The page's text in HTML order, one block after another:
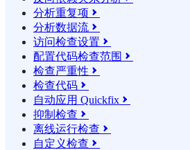
分析重复项 
分析数据流 
访问检查设置 
配置代码检查范围 
检查严重性 
检查代码 
自动应用 Quickfix 
抑制检查 
离线运行检查 
自定义检查 